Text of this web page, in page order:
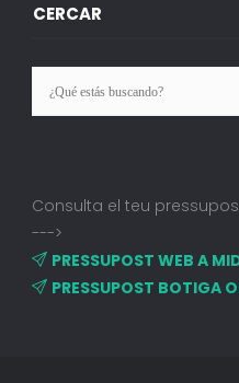
CERCAR
Consulta el teu
--->
PRESSUPOST WEB A
PRESSUPOST BOTIGA